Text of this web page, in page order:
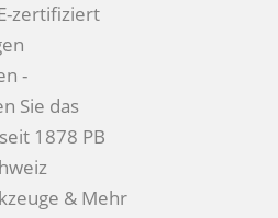
zertifiziert
-
Sie das
1878 PB
& Mehr